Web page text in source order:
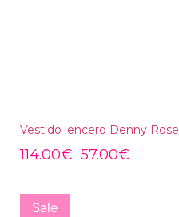
Vestido lencero Denny Rose
114.00€ 57.00€
Sale